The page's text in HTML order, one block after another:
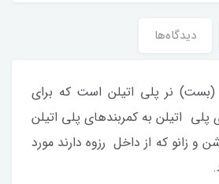
دیدگاه‌ها
نر پلی اتیلن است که برای
اتیلن به کمربندهای پلی اتیلن
و زانو که از داخل رزوه دارند مورد